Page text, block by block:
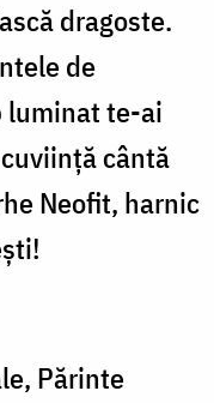
dragoste.
de
luminat te-ai
cântă
Neofit, harnic
Părinte